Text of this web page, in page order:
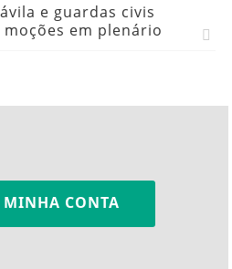
e guardas civis
em plenário
MINHA CONTA